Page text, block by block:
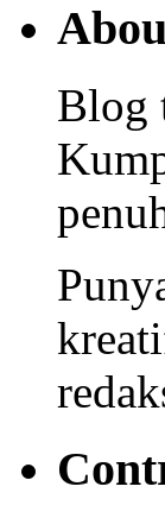
Blog